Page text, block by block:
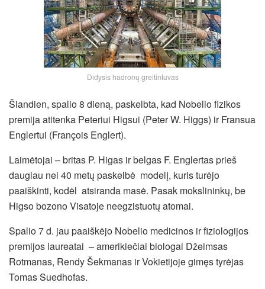
Didysis hadronų greitintuvas
Šiandien, spalio 8 dieną, paskelbta, kad Nobelio fizikos
premija atitenka Peteriui Higsui (Peter W. Higgs) ir Fransua
Englertui (François Englert).
Laimėtojai – britas P. Higas ir belgas F. Englertas prieš
daugiau nei 40 metų paskelbė modelį, kuris turėjo
paaiškinti, kodėl atsiranda masė. Pasak mokslininkų, be
Higso bozono Visatoje neegzistuotų atomai.
Spalio 7 d. jau paaiškėjo Nobelio medicinos ir fiziologijos
premijos laureatai – amerikiečiai biologai Džeimsas
Rotmanas, Rendy Šekmanas ir Vokietijoje gimęs tyrėjas
Tomas Suedhofas.